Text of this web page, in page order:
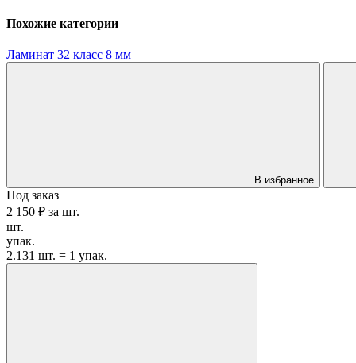
Похожие категории
Ламинат 32 класс 8 мм
В избранное
Под заказ
2 150 ₽ за шт.
шт.
упак.
2.131 шт. = 1 упак.